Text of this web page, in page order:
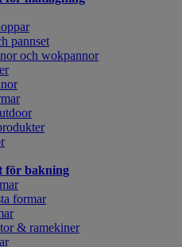
pannset
och wokpannor
för bakning
formar
& ramekiner